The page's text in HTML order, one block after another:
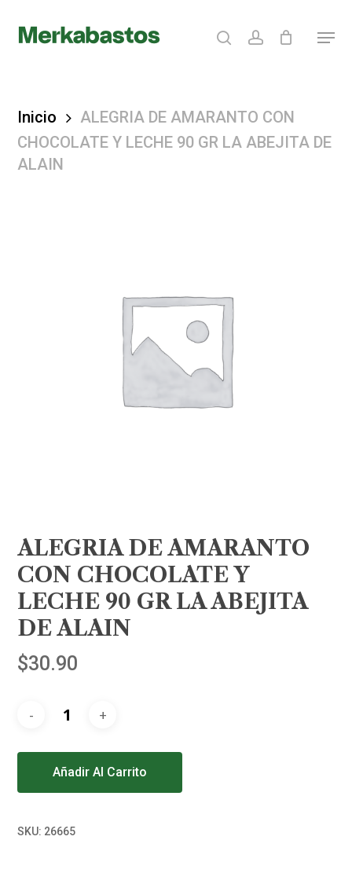
searchaccount Menu
Inicio
ALEGRIA DE AMARANTO CON
CHOCOLATE Y LECHE 90 GR LA ABEJITA DE
ALAIN
ALEGRIA DE AMARANTO
CON CHOCOLATE Y
LECHE 90 GR LA ABEJITA
DE ALAIN
$30.90
Añadir Al Carrito
SKU: 26665
Close